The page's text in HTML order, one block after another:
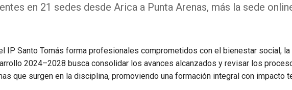
en 21 sedes desde Arica a Punta Arenas, más la sede
IP Santo Tomás forma profesionales comprometidos con el bienestar social, la
2024–2028 busca consolidar los avances alcanzados y revisar los
que surgen en la disciplina, promoviendo una formación integral con impacto